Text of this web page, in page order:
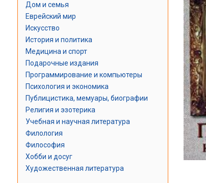
Дом и семья
Еврейский мир
Искусство
История и политика
Медицина и спорт
Подарочные издания
Программирование и компьютеры
Психология и экономика
Публицистика, мемуары, биографии
Религия и эзотерика
Учебная и научная литература
Филология
Философия
Хобби и досуг
Художественная литература